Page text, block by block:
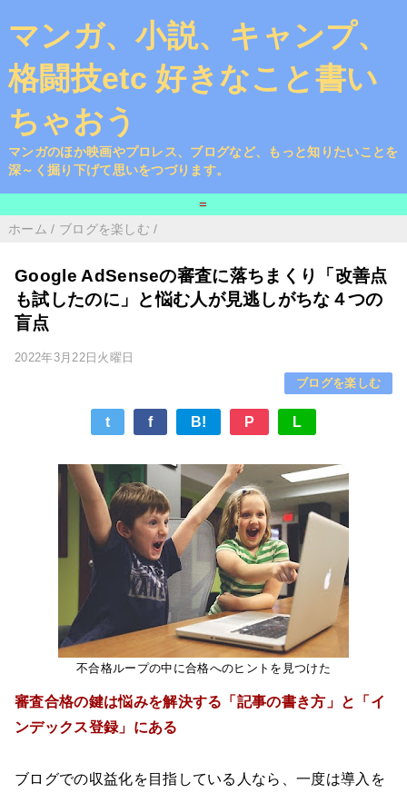
マンガ、小説、キャンプ、
格闘技etc 好きなこと書い
ちゃおう
マンガのほか映画やプロレス、ブログなど、もっと知りたいことを
深～く掘り下げて思いをつづります。
=
ホーム / ブログを楽しむ /
Google AdSenseの審査に落ちまくり「改善点
も試したのに」と悩む人が見逃しがちな４つの
盲点
2022年3月22日火曜日
ブログを楽しむ
t f B! P L
不合格ループの中に合格へのヒントを見つけた
審査合格の鍵は悩みを解決する「記事の書き方」と「イ
ンデックス登録」にある
ブログでの収益化を目指している人なら、一度は導入を